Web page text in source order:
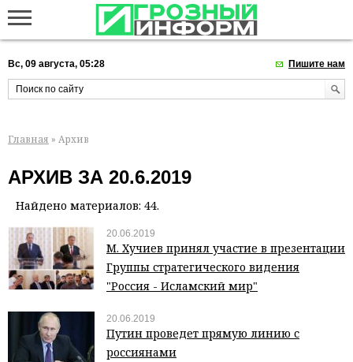
Вс, 09 августа, 05:28 Пишите нам
Главная » Архив
АРХИВ ЗА 20.6.2019
Найдено материалов: 44.
20.06.2019
М. Хучиев принял участие в презентации
Группы стратегического видения
"Россия - Исламский мир"
20.06.2019
Путин проведет прямую линию с
россиянами